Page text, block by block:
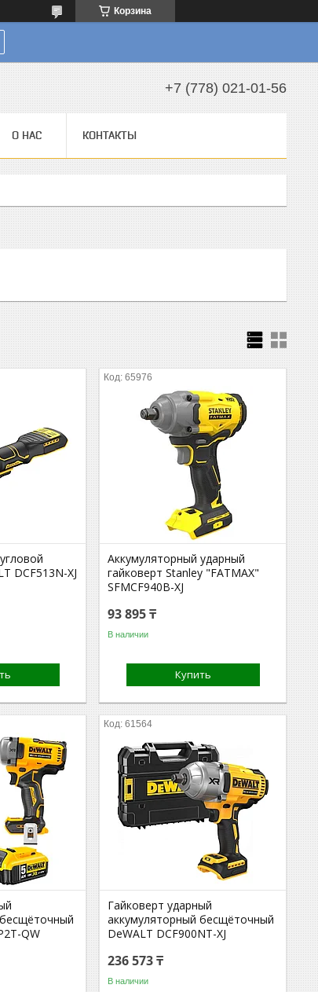
Корзина
+7 (778) 021-01-56
О НАС КОНТАКТЫ
DCF513N-XJ
65976
Аккумуляторный ударный
гайковерт Stanley "FATMAX"
SFMCF940B-XJ
93 895 ₸
В наличии
Купить
QW
61564
Гайковерт ударный
аккумуляторный бесщёточный
DeWALT DCF900NT-XJ
236 573 ₸
В наличии